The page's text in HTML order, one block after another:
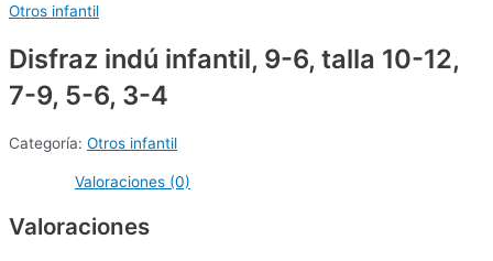
Otros infantil
Disfraz indú infantil, 9-6, talla 10-12,
7-9, 5-6, 3-4
Categoría: Otros infantil
Valoraciones (0)
Valoraciones